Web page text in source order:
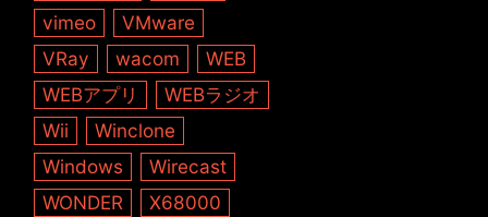
vimeo
VMware
VRay
wacom
WEB
WEBアプリ
WEBラジオ
Wii
Winclone
Windows
Wirecast
WONDER
X68000